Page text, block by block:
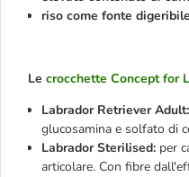
riso come fonte
Le crocchette Concept for
Labrador Retriever Adult:
glucosamina e solfato di
Labrador Sterilised: per
articolare. Con fibre